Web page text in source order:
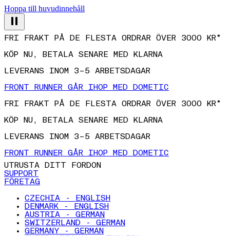
Hoppa till huvudinnehåll
KÖP NU, BETALA SENARE MED KLARNA
LEVERANS INOM 3–5 ARBETSDAGAR
FRONT RUNNER GÅR IHOP MED DOMETIC
FRI FRAKT PÅ DE FLESTA ORDRAR ÖVER 3000 KR*
KÖP NU, BETALA SENARE MED KLARNA
LEVERANS INOM 3–5 ARBETSDAGAR
FRONT RUNNER GÅR IHOP MED DOMETIC
UTRUSTA DITT FORDON
SUPPORT
FÖRETAG
CZECHIA - ENGLISH
DENMARK - ENGLISH
AUSTRIA - GERMAN
SWITZERLAND - GERMAN
GERMANY - GERMAN